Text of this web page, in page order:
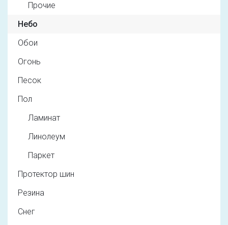
Прочие
Небо
Обои
Огонь
Песок
Пол
Ламинат
Линолеум
Паркет
Протектор шин
Резина
Снег